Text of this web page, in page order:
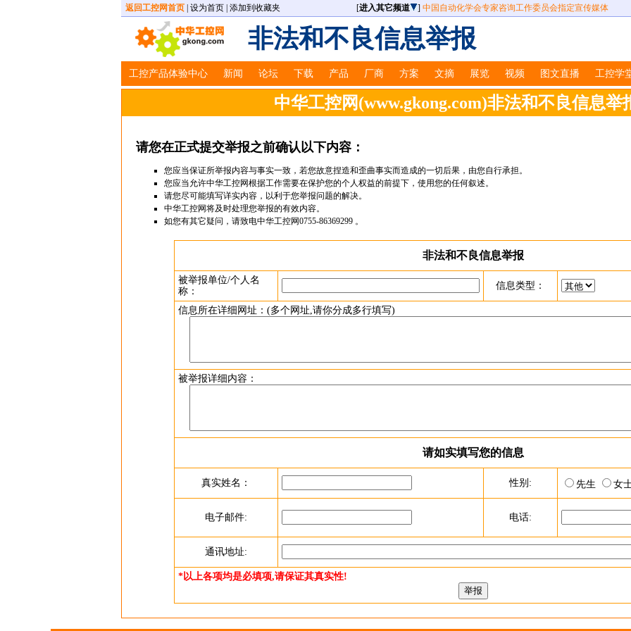
返回工控网首页 设为首页 添加到收藏夹 [进入其它频道 ] 中国自动化学会专家咨询工作委员会指定宣传媒体
非法和不良信息举报
工控产品体验中心 新闻 论坛 下载 产品 厂商 方案 文摘 展览 视频 图文直播 工控学
中华工控网(www.gkong.com)非法和不良信息举
请您在正式提交举报之前确认以下内容：
您应当保证所举报内容与事实一致，若您故意捏造和歪曲事实而造成的一切后果，由您自行承担。
您应当允许中华工控网根据工作需要在保护您的个人权益的前提下，使用您的任何叙述。
请您尽可能填写详实内容，以利于您举报问题的解决。
中华工控网将及时处理您举报的有效内容。
如您有其它疑问，请致电中华工控网0755-86369299 。
非法和不良信息举报
被举报单位/个人名
称：
信息类型：
信息所在详细网址：(多个网址,请你分成多行填写)
被举报详细内容：
请如实填写您的信息
真实姓名： 性别: 先生 女
电子邮件: 电话:
通讯地址:
*以上各项均是必填项,请保证其真实性!